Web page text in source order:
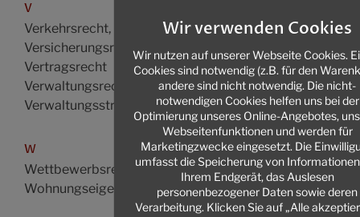
V
Verkehrsrecht, Unfallschäden
Versicherungsrecht
Vertragsrecht
Verwaltungsrecht
Verwaltungsstrafrecht
W
Wettbewerbsrecht
Wohnungseigentumsrecht
Wir verwenden Cookies
Wir nutzen auf unserer Webseite Cookies.
Cookies sind notwendig (z.B. für den
andere sind nicht notwendig. Die nicht-
notwendigen Cookies helfen uns bei der
Optimierung unseres Online-Angebotes,
Webseitenfunktionen und werden für
Marketingzwecke eingesetzt. Die
umfasst die Speicherung von
Ihrem Endgerät, das Auslesen
personenbezogener Daten sowie deren
Verarbeitung. Klicken Sie auf „Alle